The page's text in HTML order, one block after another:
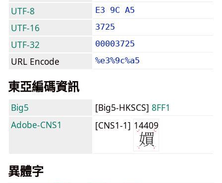
UTF-8 E3 9C A5
UTF-16 3725
UTF-32 00003725
URL Encode %e3%9c%a5
東亞編碼資訊
Big5 [Big5-HKSCS] 8FF1
Adobe-CNS1
[CNS1-1] 14409
異體字